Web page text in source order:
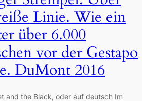
Linie. Wie ein
über 6.000
vor der Gestapo
DuMont 2016
and the Black, oder auf deutsch Im